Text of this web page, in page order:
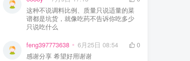
这种不说调料比例、质量只说适量的菜
谱都是坑货，就像吃药不告诉你吃多少
只说吃什么
feng397773638 6月25日 08:54
0
感谢分享 希望好用谢谢